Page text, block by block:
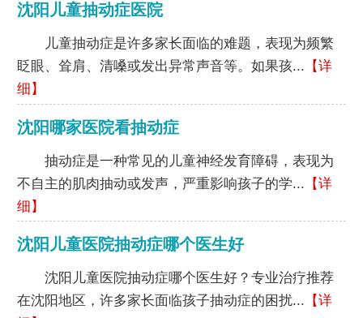
沈阳儿童抽动症医院
儿童抽动症是许多家长面临的难题，表现为频繁
眨眼、耸肩、清嗓或发出异常声音等。如果孩... 【详
细】
沈阳哪家医院看抽动症
抽动症是一种常见的儿童神经发育障碍，表现为
不自主的肌肉抽动或发声，严重影响孩子的学... 【详
细】
沈阳儿童医院抽动症哪个医生好
沈阳儿童医院抽动症哪个医生好？专业治疗推荐
在沈阳地区，许多家长面临孩子抽动症的困扰... 【详